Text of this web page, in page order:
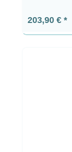
Precio
203,90 €